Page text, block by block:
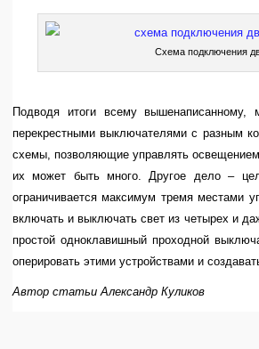
Схема подключения
Подводя итоги всему
перекрестными выключателями с разным
схемы, позволяющие управлять
их может быть много. Другое дело –
ограничивается максимум тремя местами
включать и выключать свет из четырех и
простой одноклавишный проходной
оперировать этими устройствами и
Автор статьи Александр Куликов